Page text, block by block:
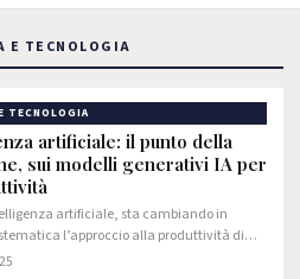
E TECNOLOGIA
TECNOLOGIA
artificiale: il punto della
sui modelli generativi IA per
artificiale, sta cambiando in
l’approccio alla produttività di
lavorativi moderni, tanto che alcune